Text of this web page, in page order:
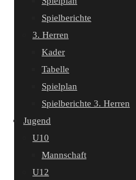
Spielberichte
3. Herren
Kader
Tabelle
Spielplan
Spielberichte 3. Herren
Jugend
U10
Mannschaft
U12